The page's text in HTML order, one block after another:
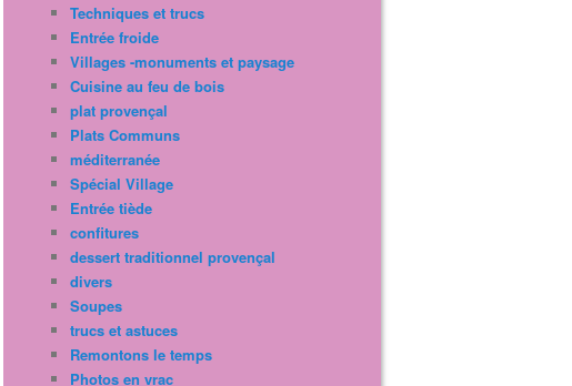
Techniques et trucs
Entrée froide
Villages -monuments et paysage
Cuisine au feu de bois
plat provençal
Plats Communs
méditerranée
Spécial Village
Entrée tiède
confitures
dessert traditionnel provençal
divers
Soupes
trucs et astuces
Remontons le temps
Photos en vrac